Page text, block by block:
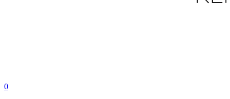
išči
account
0